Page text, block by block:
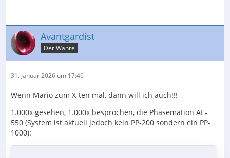
Avantgardist
Der Wahre
31. Januar 2026 um 17:46
Wenn Mario zum X-ten mal, dann will ich auch!!!
1.000x gesehen, 1.000x besprochen, die Phasemation AE-
550 (System ist aktuell jedoch kein PP-200 sondern ein PP-
1000):